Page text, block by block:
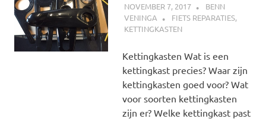
NOVEMBER 7, 2017
BENN
VENINGA
FIETS REPARATIES,
KETTINGKASTEN
Kettingkasten Wat is een
kettingkast precies? Waar zijn
kettingkasten goed voor? Wat
voor soorten kettingkasten
zijn er? Welke kettingkast past